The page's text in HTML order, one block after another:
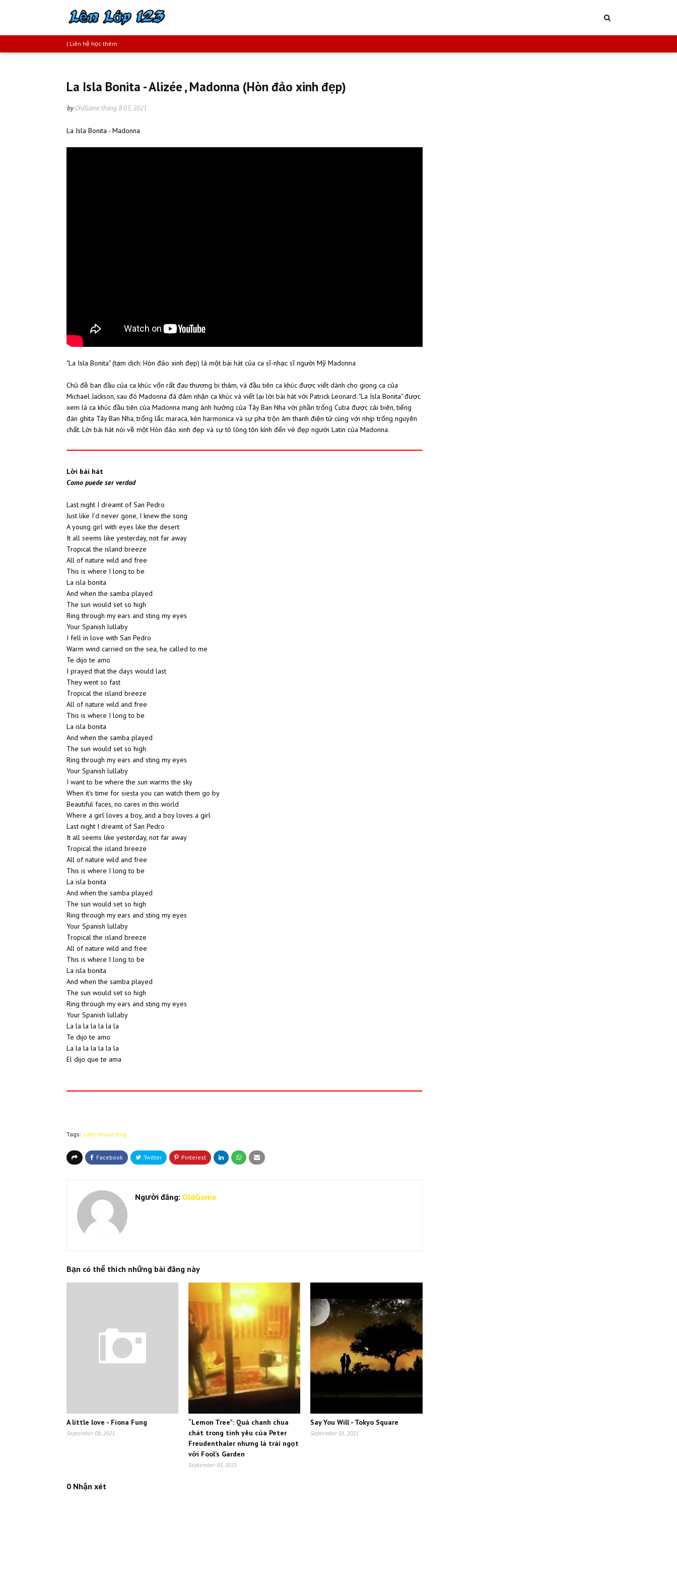
| Liên hệ học thêm
La Isla Bonita - Alizée , Madonna (Hòn đảo xinh đẹp)
by OldGame tháng 8 03, 2021
La Isla Bonita - Madonna
"La Isla Bonita" (tạm dịch: Hòn đảo xinh đẹp) là một bài hát của ca sĩ-nhạc sĩ người Mỹ Madonna
Chủ đề ban đầu của ca khúc vốn rất đau thương bi thảm, và đầu tiên ca khúc được viết dành cho giọng ca của
Michael Jackson, sau đó Madonna đã đảm nhận ca khúc và viết lại lời bài hát với Patrick Leonard. "La Isla Bonita" được
xem là ca khúc đầu tiên của Madonna mang ảnh hưởng của Tây Ban Nha với phần trống Cuba được cải biên, tiếng
đàn ghita Tây Ban Nha, trống lắc maraca, kèn harmonica và sự pha trộn âm thanh điện tử cùng với nhịp trống nguyên
chất. Lời bài hát nói về một Hòn đảo xinh đẹp và sự tỏ lòng tôn kính đến vẻ đẹp người Latin của Madonna.
Lời bài hát
Como puede ser verdad
Last night I dreamt of San Pedro
Just like I'd never gone, I knew the song
A young girl with eyes like the desert
It all seems like yesterday, not far away
Tropical the island breeze
All of nature wild and free
This is where I long to be
La isla bonita
And when the samba played
The sun would set so high
Ring through my ears and sting my eyes
Your Spanish lullaby
I fell in love with San Pedro
Warm wind carried on the sea, he called to me
Te dijo te amo
I prayed that the days would last
They went so fast
Tropical the island breeze
All of nature wild and free
This is where I long to be
La isla bonita
And when the samba played
The sun would set so high
Ring through my ears and sting my eyes
Your Spanish lullaby
I want to be where the sun warms the sky
When it's time for siesta you can watch them go by
Beautiful faces, no cares in this world
Where a girl loves a boy, and a boy loves a girl
Last night I dreamt of San Pedro
It all seems like yesterday, not far away
Tropical the island breeze
All of nature wild and free
This is where I long to be
La isla bonita
And when the samba played
The sun would set so high
Ring through my ears and sting my eyes
Your Spanish lullaby
Tropical the island breeze
All of nature wild and free
This is where I long to be
La isla bonita
And when the samba played
The sun would set so high
Ring through my ears and sting my eyes
Your Spanish lullaby
La la la la la la la
Te dijo te amo
La la la la la la la
El dijo que te ama
Tags: cate-music-eng
Người đăng: OldGame
Bạn có thể thích những bài đăng này
A little love - Fiona Fung
September 08, 2021
“Lemon Tree”: Quả chanh chua
chát trong tình yêu của Peter
Freudenthaler nhưng là trái ngọt
với Fool’s Garden
September 01, 2021
Say You Will - Tokyo Square
September 01, 2021
0 Nhận xét